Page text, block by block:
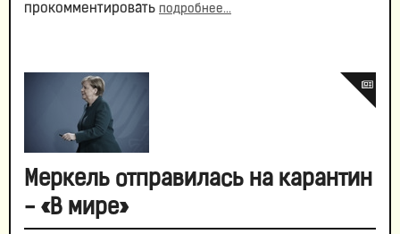
прокомментировать подробнее...
Меркель отправилась на карантин
- «В мире»